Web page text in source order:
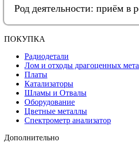
Род деятельности: приём в
ПОКУПКА
Радиодетали
Лом и отходы драгоценных
Платы
Катализаторы
Шламы и Отвалы
Оборудование
Цветные металлы
Спектрометр анализатор
Дополнительно